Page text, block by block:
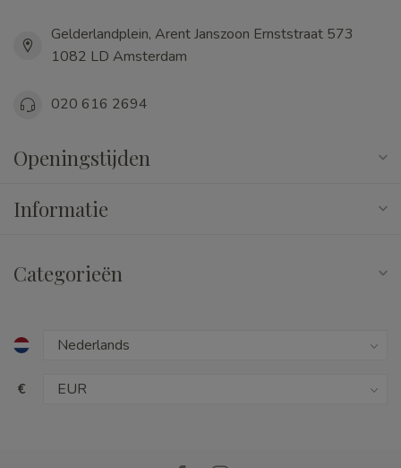
Gelderlandplein, Arent Janszoon Ernststraat 573
1082 LD Amsterdam
020 616 2694
Openingstijden
Informatie
Categorieën
€